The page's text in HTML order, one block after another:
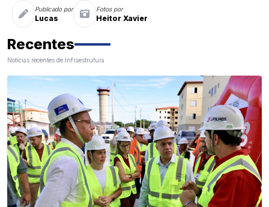
Publicado por
Lucas
Fotos por
Heitor Xavier
Recentes
Notícias recentes de Infraestrutura